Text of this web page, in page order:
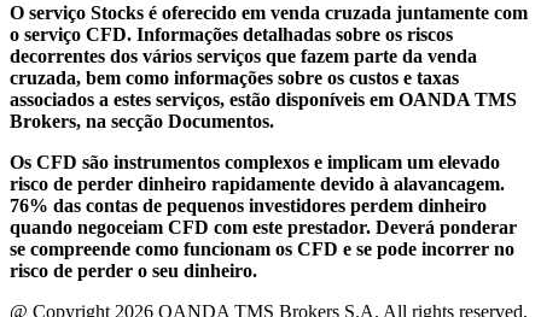
O serviço Stocks é oferecido em venda cruzada juntamente com
o serviço CFD. Informações detalhadas sobre os riscos
decorrentes dos vários serviços que fazem parte da venda
cruzada, bem como informações sobre os custos e taxas
associados a estes serviços, estão disponíveis em OANDA TMS
Brokers, na secção Documentos.
Os CFD são instrumentos complexos e implicam um elevado
risco de perder dinheiro rapidamente devido à alavancagem.
76% das contas de pequenos investidores perdem dinheiro
quando negoceiam CFD com este prestador. Deverá ponderar
se compreende como funcionam os CFD e se pode incorrer no
risco de perder o seu dinheiro.
@ Copyright 2026 OANDA TMS Brokers S.A. All rights reserved.